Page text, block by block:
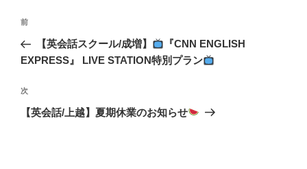
投
ナ
ゲ
ー
前
の
投
前
【英会話スクール/成増】
『CNN ENGLISH
EXPRESS』 LIVE STATION特別プラン
次
の
次
【英会話/上越】夏期休業のお知らせ